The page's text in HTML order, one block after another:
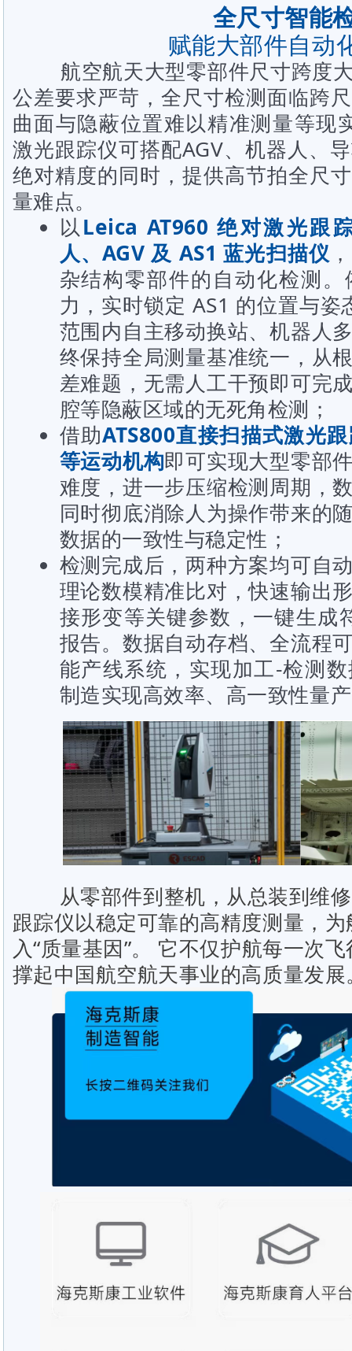
全尺寸智能
赋能大部件自动
航空航天大型零部件尺寸跨度大
公差要求严苛，全尺寸检测面临跨
曲面与隐蔽位置难以精准测量等现
激光跟踪仪可搭配AGV、机器人、
绝对精度的同时，提供高节拍全尺
量难点。
以Leica AT960 绝对激光跟
人、AGV 及 AS1 蓝光扫描仪
杂结构零部件的自动化检测
力，实时锁定 AS1 的位置与姿
范围内自主移动换站、机器人
终保持全局测量基准统一，从
差难题，无需人工干预即可完
腔等隐蔽区域的无死角检测；
借助ATS800直接扫描式激光
等运动机构即可实现大型零部
难度，进一步压缩检测周期，
同时彻底消除人为操作带来的
数据的一致性与稳定性；
检测完成后，两种方案均可自
理论数模精准比对，快速输出
接形变等关键参数，一键生成
报告。数据自动存档、全流程
能产线系统，实现加工‑检测
制造实现高效率、高一致性量
从零部件到整机，从总装到维修
跟踪仪以稳定可靠的高精度测量，
入“质量基因”。 它不仅护航每一次
撑起中国航空航天事业的高质量发展